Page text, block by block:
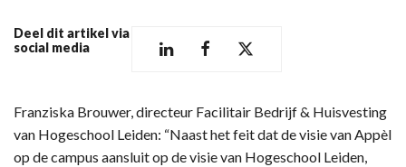
Deel dit artikel via
social media
Franziska Brouwer, directeur Facilitair Bedrijf & Huisvesting
van Hogeschool Leiden: “Naast het feit dat de visie van Appèl
op de campus aansluit op de visie van Hogeschool Leiden,